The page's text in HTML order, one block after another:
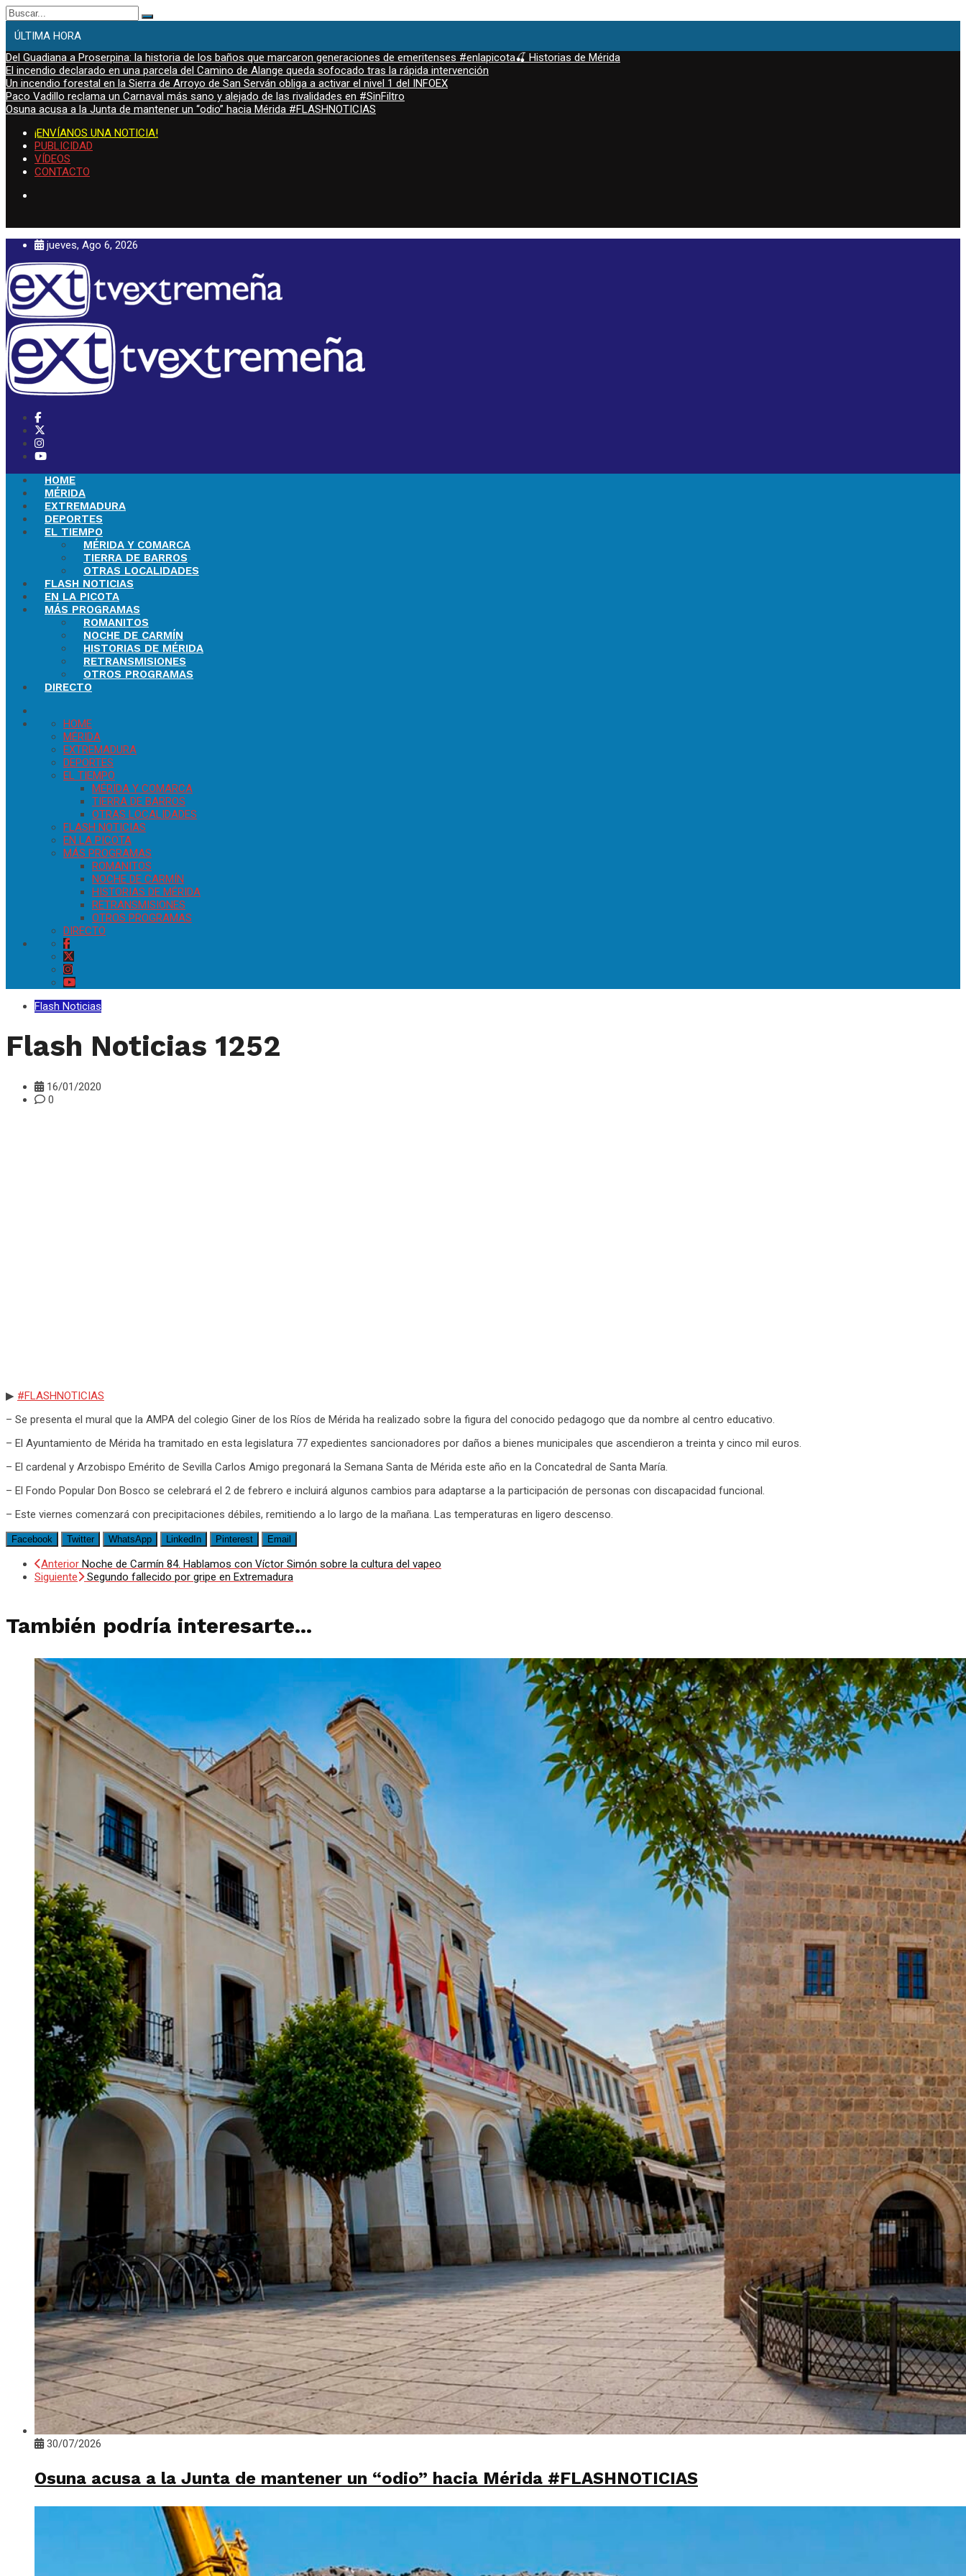
Buscar:
ÚLTIMA HORA
Del Guadiana a Proserpina: la historia de los baños que marcaron generaciones de emeritenses #enlapicota🍒 Historias de Mérida
El incendio declarado en una parcela del Camino de Alange queda sofocado tras la rápida intervención
Un incendio forestal en la Sierra de Arroyo de San Serván obliga a activar el nivel 1 del INFOEX
Paco Vadillo reclama un Carnaval más sano y alejado de las rivalidades en #SinFiltro
Osuna acusa a la Junta de mantener un “odio” hacia Mérida #FLASHNOTICIAS
¡ENVÍANOS UNA NOTICIA!
PUBLICIDAD
VÍDEOS
CONTACTO
jueves, Ago 6, 2026
HOME
MÉRIDA
EXTREMADURA
DEPORTES
EL TIEMPO
MÉRIDA Y COMARCA
TIERRA DE BARROS
OTRAS LOCALIDADES
FLASH NOTICIAS
EN LA PICOTA
MÁS PROGRAMAS
ROMANITOS
NOCHE DE CARMÍN
HISTORIAS DE MÉRIDA
RETRANSMISIONES
OTROS PROGRAMAS
DIRECTO
HOME
MÉRIDA
EXTREMADURA
DEPORTES
EL TIEMPO
MÉRIDA Y COMARCA
TIERRA DE BARROS
OTRAS LOCALIDADES
FLASH NOTICIAS
EN LA PICOTA
MÁS PROGRAMAS
ROMANITOS
NOCHE DE CARMÍN
HISTORIAS DE MÉRIDA
RETRANSMISIONES
OTROS PROGRAMAS
DIRECTO
Flash Noticias
Flash Noticias 1252
16/01/2020
0
▶ #FLASHNOTICIAS
– Se presenta el mural que la AMPA del colegio Giner de los Ríos de Mérida ha realizado sobre la figura del conocido pedagogo que da nombre al centro educativo.
– El Ayuntamiento de Mérida ha tramitado en esta legislatura 77 expedientes sancionadores por daños a bienes municipales que ascendieron a treinta y cinco mil euros.
– El cardenal y Arzobispo Emérito de Sevilla Carlos Amigo pregonará la Semana Santa de Mérida este año en la Concatedral de Santa María.
– El Fondo Popular Don Bosco se celebrará el 2 de febrero e incluirá algunos cambios para adaptarse a la participación de personas con discapacidad funcional.
– Este viernes comenzará con precipitaciones débiles, remitiendo a lo largo de la mañana. Las temperaturas en ligero descenso.
Facebook Twitter WhatsApp LinkedIn Pinterest Email
Anterior Noche de Carmín 84. Hablamos con Víctor Simón sobre la cultura del vapeo
Siguiente
Segundo fallecido por gripe en Extremadura
También podría interesarte...
30/07/2026
Osuna acusa a la Junta de mantener un “odio” hacia Mérida #FLASHNOTICIAS